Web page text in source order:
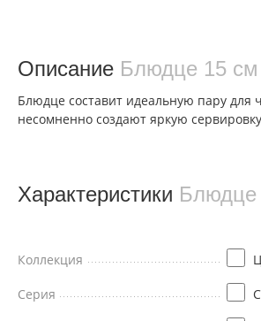
Описание Блюдце 15 см
Блюдце составит идеальную пару для
несомненно создают яркую
Характеристики Блюдце
Коллекция
Серия